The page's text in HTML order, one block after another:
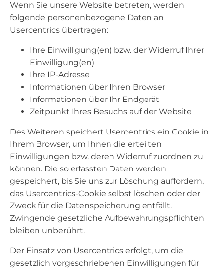
Wenn Sie unsere Website betreten, werden
folgende personenbezogene Daten an
Usercentrics übertragen:
Ihre Einwilligung(en) bzw. der Widerruf Ihrer
Einwilligung(en)
Ihre IP-Adresse
Informationen über Ihren Browser
Informationen über Ihr Endgerät
Zeitpunkt Ihres Besuchs auf der Website
Des Weiteren speichert Usercentrics ein Cookie in
Ihrem Browser, um Ihnen die erteilten
Einwilligungen bzw. deren Widerruf zuordnen zu
können. Die so erfassten Daten werden
gespeichert, bis Sie uns zur Löschung auffordern,
das Usercentrics-Cookie selbst löschen oder der
Zweck für die Datenspeicherung entfällt.
Zwingende gesetzliche Aufbewahrungspflichten
bleiben unberührt.
Der Einsatz von Usercentrics erfolgt, um die
gesetzlich vorgeschriebenen Einwilligungen für